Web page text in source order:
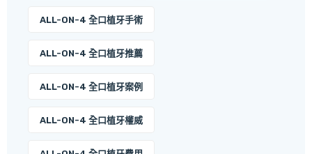
ALL-ON-4 全口植牙手術
ALL-ON-4 全口植牙推薦
ALL-ON-4 全口植牙案例
ALL-ON-4 全口植牙權威